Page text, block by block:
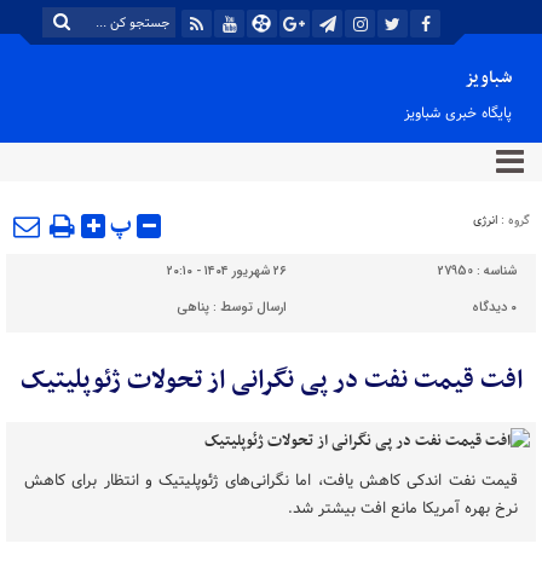
شباویز
پایگاه خبری شباویز
گروه : انرژی پ
شناسه : 27950
۲۶ شهریور ۱۴۰۴ - ۲۰:۱۰
۰ دیدگاه ارسال توسط :پناهی
افت قیمت نفت در پی نگرانی از تحولات ژئوپلیتیک
قیمت نفت اندکی کاهش یافت، اما نگرانی‌های ژئوپلیتیک و انتظار برای کاهش
نرخ بهره آمریکا مانع افت بیشتر شد.